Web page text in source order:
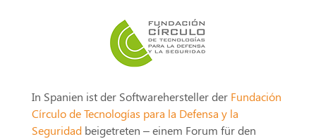
In Spanien ist der Softwarehersteller der Fundación
Círculo de Tecnologías para la Defensa y la
Seguridadbeigetreten – einem Forum für den